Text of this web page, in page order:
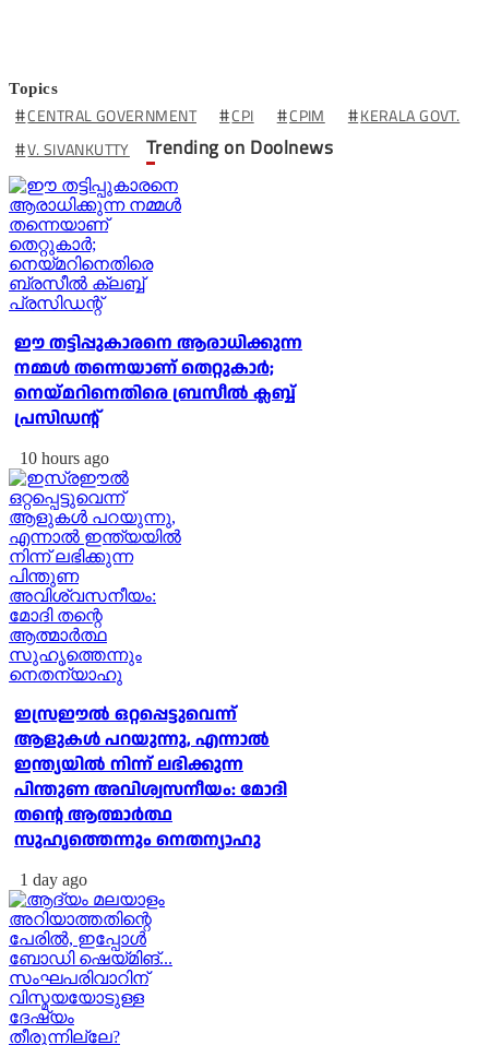
Topics
CENTRAL GOVERNMENT CPI CPIM
KERALA GOVT.
V. SIVANKUTTY
Trending on Doolnews
ഈ തട്ടിപ്പുകാരനെ ആരാധിക്കുന്ന
നമ്മള്‍ തന്നെയാണ് തെറ്റുകാര്‍;
നെയ്മറിനെതിരെ ബ്രസീല്‍ ക്ലബ്ബ്
പ്രസിഡന്റ്
10 hours ago
ഇസ്രഈല്‍ ഒറ്റപ്പെട്ടുവെന്ന്
ആളുകള്‍ പറയുന്നു, എന്നാല്‍
ഇന്ത്യയില്‍ നിന്ന് ലഭിക്കുന്ന
പിന്തുണ അവിശ്വസനീയം: മോദി
തന്റെ ആത്മാര്‍ത്ഥ
സുഹൃത്തെന്നും നെതന്യാഹു
1 day ago